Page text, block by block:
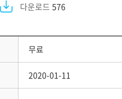
다운로드 576
무료
2020-01-11